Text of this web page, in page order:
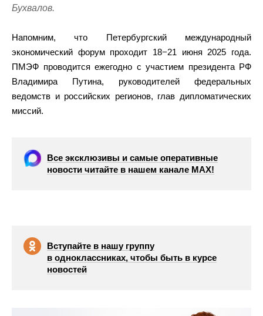
Бухвалов.
Напомним, что Петербургский международный
экономический форум проходит 18−21 июня 2025 года.
ПМЭФ проводится ежегодно с участием президента РФ
Владимира Путина, руководителей федеральных
ведомств и российских регионов, глав дипломатических
миссий.
Все эксклюзивы и самые оперативные
новости читайте в нашем канале МАХ!
Вступайте в нашу группу
в одноклассниках, чтобы быть в курсе
новостей